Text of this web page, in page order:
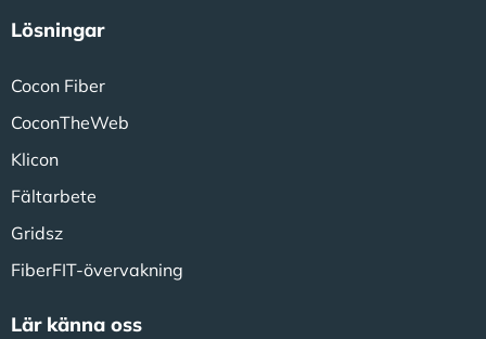
Lösningar
Cocon Fiber
CoconTheWeb
Klicon
Fältarbete
Gridsz
FiberFIT-övervakning
Lär känna oss